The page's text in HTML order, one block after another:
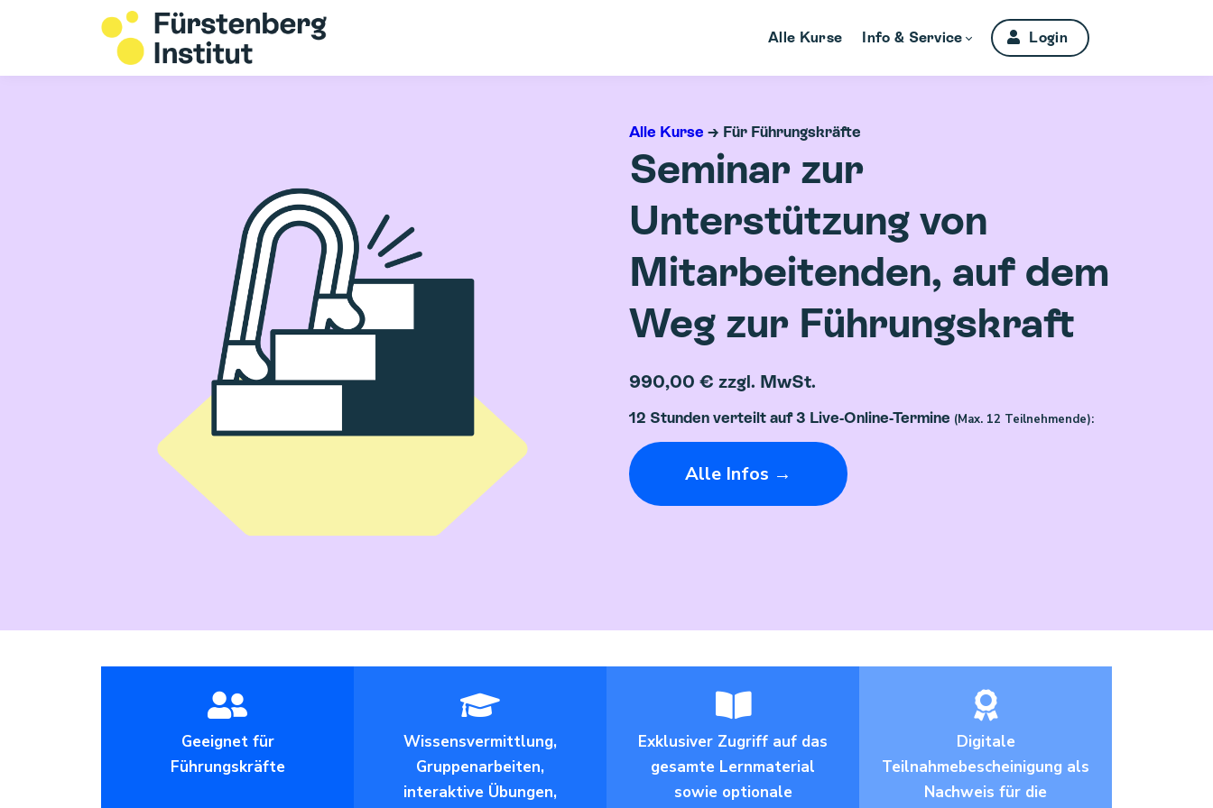
Alle Kurse Info & Service Login
Alle Kurse → Für Führungskräfte
Seminar zur
Unterstützung von
Mitarbeitenden, auf dem
Weg zur Führungskraft
990,00 € zzgl. MwSt.
12 Stunden verteilt auf 3 Live-Online-Termine (Max. 12 Teilnehmende):
Alle Infos →
Geeignet für
Führungskräfte
Wissensvermittlung,
Gruppenarbeiten,
interaktive Übungen,
Exklusiver Zugriff auf das
gesamte Lernmaterial
sowie optionale
Digitale
Teilnahmebescheinigung als
Nachweis für die